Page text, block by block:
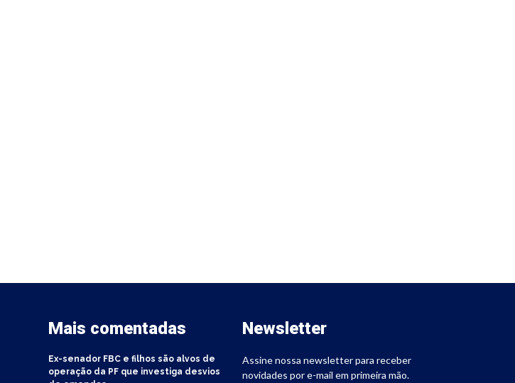
Mais comentadas
Ex-senador FBC e filhos são alvos de
operação da PF que investiga desvios
Newsletter
Assine nossa newsletter para receber
novidades por e-mail em primeira mão.